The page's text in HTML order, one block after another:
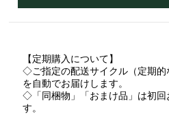
【定期購入について】
◇ご指定の配送サイクル（定期的
を自動でお届けします。
◇「同梱物」「おまけ品」は初回
す。